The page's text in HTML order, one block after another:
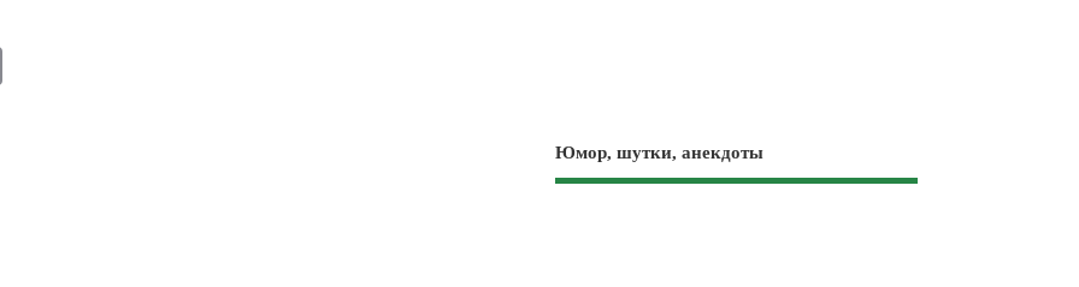
Юмор, шутки, анекдоты